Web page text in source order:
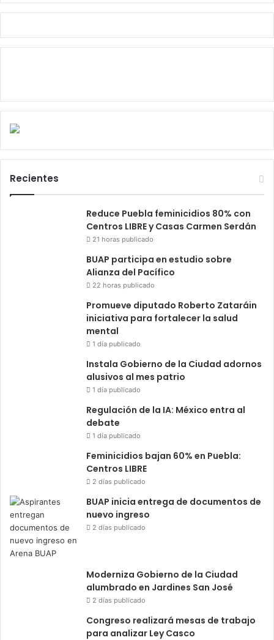
Recientes
Reduce Puebla feminicidios 80% con
Centros LIBRE y Casas Carmen Serdán
21 horas publicado
BUAP participa en estudio sobre
Alianza del Pacífico
22 horas publicado
Promueve diputado Roberto Zataráin
iniciativa para fortalecer la salud
mental
1 día publicado
Instala Gobierno de la Ciudad adornos
alusivos al mes patrio
1 día publicado
Regulación de la IA: México entra al
debate
1 día publicado
Feminicidios bajan 60% en Puebla:
Centros LIBRE
2 días publicado
BUAP inicia entrega de documentos de
nuevo ingreso
2 días publicado
Moderniza Gobierno de la Ciudad
alumbrado en Jardines San José
2 días publicado
Congreso realizará mesas de trabajo
para analizar Ley Casco